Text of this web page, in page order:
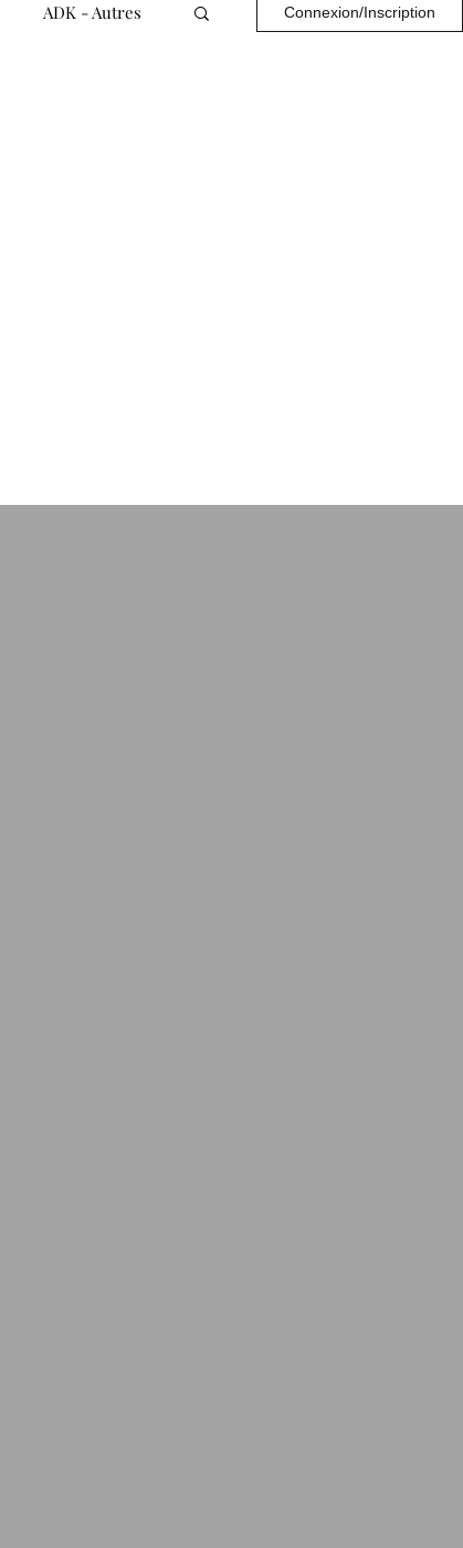
ADK - Autres Connexion/Inscription